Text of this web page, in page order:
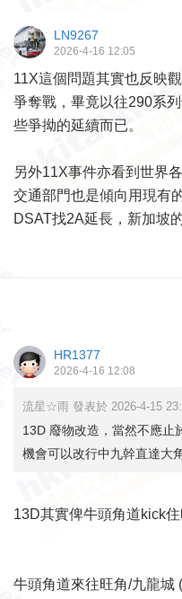
LN9267
2026-4-16 12:05
11X這個問題其實也反映
爭奪戰，畢竟以往290系
些爭拗的延續而已。
另外11X事件亦看到世界
交通部門也是傾向用現有
DSAT找2A延長，新加坡
HR1377
2026-4-16 12:08
流星☆雨 發表於 2026-4-15
13D 廢物改造，當然不應止
機會可以改行中九幹直達大
13D其實俾牛頭角道kick
牛頭角道來往旺角/九龍城